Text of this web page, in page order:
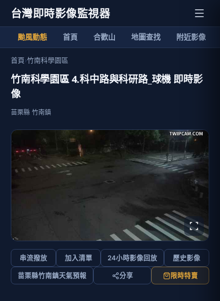
台灣即時影像監視器
颱風動態 首頁 合歡山 地圖查找 附近影像
首頁›竹南科學園區
竹南科學園區 4.科中路與科研路_球機 即時影
像
苗栗縣 竹南鎮
串流撥放 加入清單 24小時影像回放 歷史影像
苗栗縣竹南鎮天氣預報 分享 限時特賣